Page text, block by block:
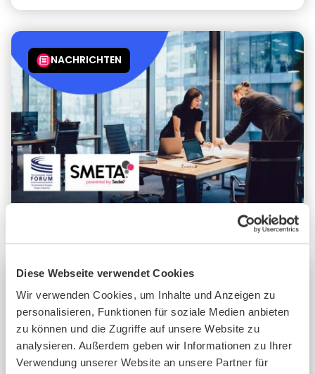
Diese Webseite verwendet Cookies
Wir verwenden Cookies, um Inhalte und Anzeigen zu
personalisieren, Funktionen für soziale Medien anbieten
zu können und die Zugriffe auf unsere Website zu
analysieren. Außerdem geben wir Informationen zu Ihrer
Verwendung unserer Website an unsere Partner für
NACHRICHTEN
NACHRICHTEN